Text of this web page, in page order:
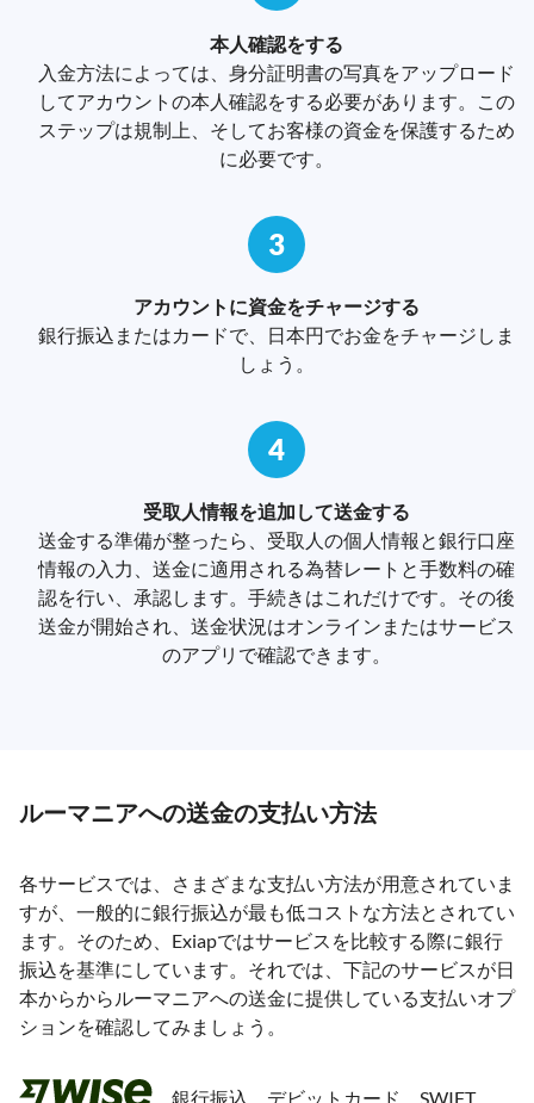
本人確認をする
入金方法によっては、身分証明書の写真をアップロード
してアカウントの本人確認をする必要があります。この
ステップは規制上、そしてお客様の資金を保護するため
に必要です。
3
アカウントに資金をチャージする
銀行振込またはカードで、日本円でお金をチャージしま
しょう。
4
受取人情報を追加して送金する
送金する準備が整ったら、受取人の個人情報と銀行口座
情報の入力、送金に適用される為替レートと手数料の確
認を行い、承認します。手続きはこれだけです。その後
送金が開始され、送金状況はオンラインまたはサービス
のアプリで確認できます。
ルーマニアへの送金の支払い方法
各サービスでは、さまざまな支払い方法が用意されていま
すが、一般的に銀行振込が最も低コストな方法とされてい
ます。そのため、Exiapではサービスを比較する際に銀行
振込を基準にしています。それでは、下記のサービスが日
本からからルーマニアへの送金に提供している支払いオプ
ションを確認してみましょう。
銀行振込、デビットカード、SWIFT